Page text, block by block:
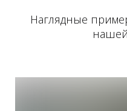
Наглядные